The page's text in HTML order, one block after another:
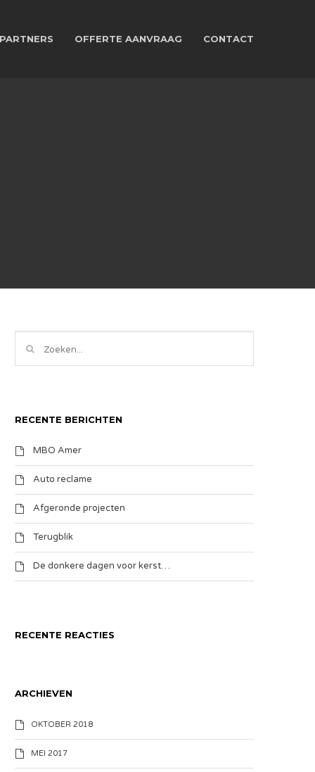
PARTNERS OFFERTE AANVRAAG CONTACT
RECENTE BERICHTEN
MBO Amer
Auto reclame
Afgeronde projecten
Terugblik
De donkere dagen voor kerst…
RECENTE REACTIES
ARCHIEVEN
OKTOBER 2018
MEI 2017